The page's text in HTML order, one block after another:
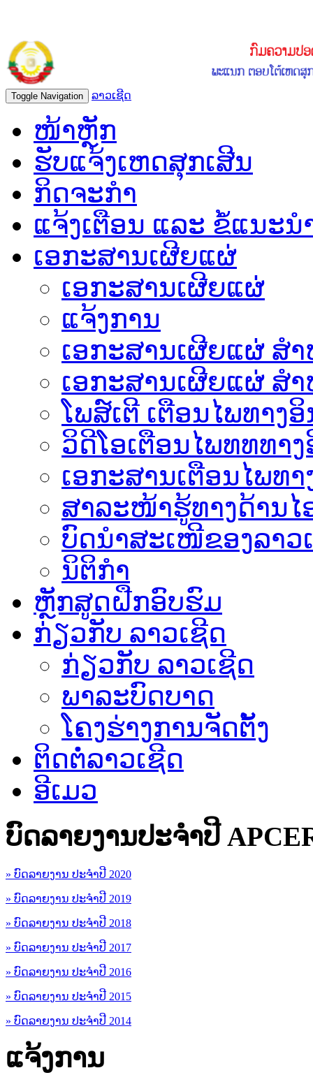
Toggle Navigation ລາວເຊີດ
ໜ້າຫຼັກ
ຮັບແຈ້ງເຫດສຸກເສີນ
ກິດຈະກຳ
ແຈ້ງເຕືອນ ແລະ ຂໍ້ແນະນ
ເອກະສານເຜີຍແຜ່
ເອກະສານເຜີຍແຜ່
ແຈ້ງການ
ເອກະສານເຜີຍແຜ່ ສ
ເອກະສານເຜີຍແຜ່ ສ
ໂພສ໌ເຕີ ເຕືອນໄພທາງອິ
ວິດີໂອເຕືອນໄພທທທາງ
ເອ​ກະ​ສານເຕືອນໄພທາ
ສາລະໜ້າຮູ້ທາງດ້ານໄ
ບົດນຳສະເໜີຂອງລາວ
ນິຕິກຳ
ຫຼັກສູດຝືກອົບຮົມ
ກ່ຽວກັບ ລາວເຊີດ
ກ່ຽວກັບ ລາວເຊີດ
ພາລະບົດບາດ
ໂຄງຮ່າງການຈັດຕັ້ງ
ຕິດຕໍ່ລາວເຊີດ
ອີເມວ
ບົດລາຍງານປະຈຳປີ
» ບົດລາຍງານ ປະຈຳປີ 2020
» ບົດລາຍງານ ປະຈຳປີ 2019
» ບົດລາຍງານ ປະຈຳປີ 2018
» ບົດລາຍງານ ປະຈຳປີ 2017
» ບົດລາຍງານ ປະຈຳປີ 2016
» ບົດລາຍງານ ປະຈຳປີ 2015
» ບົດລາຍງານ ປະຈຳປີ 2014
ແຈ້ງການ